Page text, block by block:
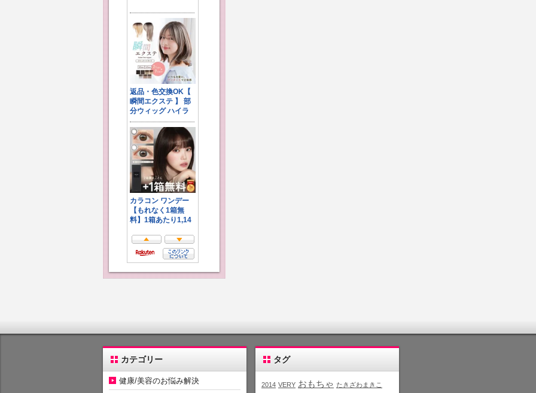
カテゴリー
健康/美容のお悩み解決
タグ
2014 VERY おもちゃ たきざわまきこ